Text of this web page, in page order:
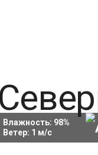
Влажность: 98%
Ветер: 1 м/с